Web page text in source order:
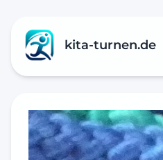
kita-turnen.de